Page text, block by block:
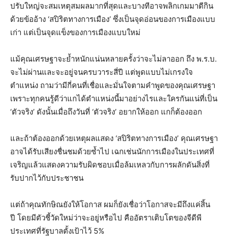
ปรับใหญ่จะสมเหตุสมผลมากที่สุดและบางทีอาจพลิกเกมมาตีกิน
ด้วยข้ออ้าง ‘สปิริตทางการเมือง’ ซึ่งเป็นจุดอ่อนของการเมืองแบบ
เก่า แต่เป็นจุดแข็งของการเมืองแบบใหม่
แม้คุณเศรษฐาจะย้ำหนักแน่นหลายครั้งว่าจะไม่ลาออก ถึง พ.ร.บ.
จะไม่ผ่านและจะอยู่จนครบวาระสี่ปี แต่พูดแบบไม่เกรงใจ
ตำแหน่ง ถามว่ามีกี่คนที่เชื่อและมั่นใจตามคำพูดของคุณเศรษฐา
เพราะทุกคนรู้ดีว่าแกได้ตำแหน่งนี้มาอย่างไรและใครกันแน่ที่เป็น
‘ตัวจริง’ ดังนั้นเมื่อถึงวันที่ ‘ตัวจริง’ อยากให้ออก แกก็ต้องออก
และถ้าต้องออกด้วยเหตุผลแสดง ‘สปิริตทางการเมือง’ คุณเศรษฐา
อาจได้รับเสียงชื่นชมด้วยซ้ำไป เฉกเช่นนักการเมืองในประเทศที่
เจริญแล้วแสดงความรับผิดชอบเมื่อล้มเหลวกับการผลักดันสิ่งที่
รับปากไว้กับประชาชน
แต่ถ้าคุณทักษิณยังให้โอกาส ผมก็ยังเชื่อว่าโอกาสจะมีถึงแค่สิ้น
ปี โดยมีตัวชี้วัดใหม่ว่าจะอยู่หรือไป คืออัตราเติบโตของจีดีพี
ประเทศที่รัฐบาลตั้งเป้าไว้ 5%